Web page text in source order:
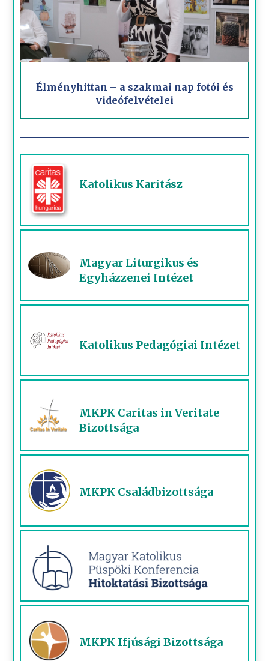
Élményhittan – a szakmai nap fotói és
videófelvételei
Katolikus Karitász
Magyar Liturgikus és
Egyházzenei Intézet
Katolikus Pedagógiai Intézet
MKPK Caritas in Veritate
Bizottsága
MKPK Családbizottsága
MKPK Ifjúsági Bizottsága